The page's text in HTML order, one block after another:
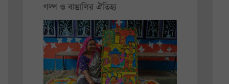
গল্প ও বাঙালির ঐতিহ্য